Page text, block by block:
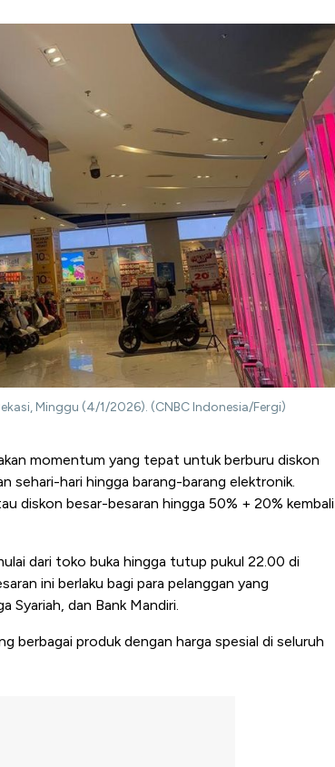
Minggu (4/1/2026). (CNBC Indonesia/Fergi)
momentum yang tepat untuk berburu diskon
sehari-hari hingga barang-barang elektronik.
diskon besar-besaran hingga 50% + 20% kembali
dari toko buka hingga tutup pukul 22.00 di
ini berlaku bagi para pelanggan yang
Syariah, dan Bank Mandiri.
berbagai produk dengan harga spesial di seluruh